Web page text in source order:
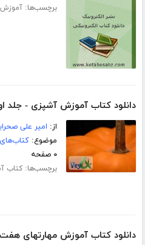
برچسب‌ها:آموزش
دانلود کتاب آموزش آشپزی - جلد
از: امیر علی
موضوع:
۰ صفحه
برچسب‌ها:کتاب